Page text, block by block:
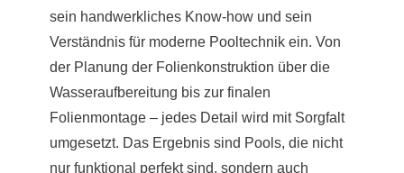
sein handwerkliches Know-how und sein
Verständnis für moderne Pooltechnik ein. Von
der Planung der Folienkonstruktion über die
Wasseraufbereitung bis zur finalen
Folienmontage – jedes Detail wird mit Sorgfalt
umgesetzt. Das Ergebnis sind Pools, die nicht
nur funktional perfekt sind, sondern auch